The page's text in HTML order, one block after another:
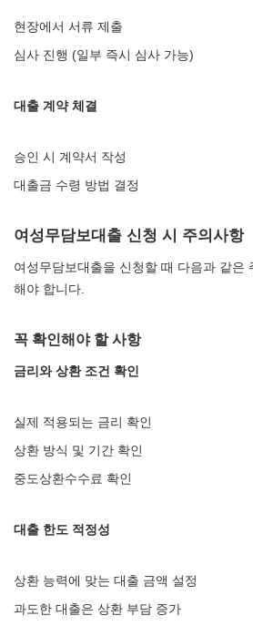
현장에서 서류 제출
심사 진행 (일부 즉시 심사 가능)
대출 계약 체결
승인 시 계약서 작성
대출금 수령 방법 결정
여성무담보대출 신청 시 주의사항
여성무담보대출을 신청할 때 다음과 같은
해야 합니다.
꼭 확인해야 할 사항
금리와 상환 조건 확인
실제 적용되는 금리 확인
상환 방식 및 기간 확인
중도상환수수료 확인
대출 한도 적정성
상환 능력에 맞는 대출 금액 설정
과도한 대출은 상환 부담 증가